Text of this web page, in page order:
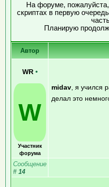
На форуме,
скриптах в первую
Планирую
Автор
WR •
W
Участник
форума
midav , я учился
делал это
Сообщение
# 14